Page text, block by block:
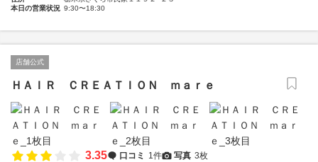
本日の営業状況 9:30〜18:30
店舗公式
ＨＡＩＲ ＣＲＥＡＴＩＯＮ ｍａｒｅ
3.35 口コミ 1件 写真 3枚